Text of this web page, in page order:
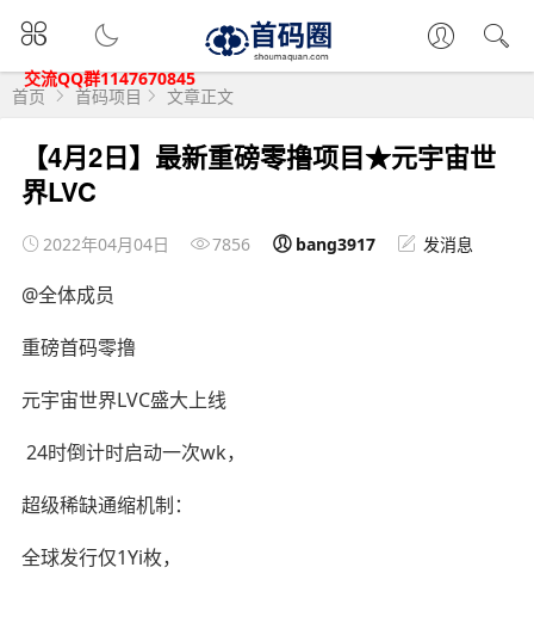
交流QQ群1147670845
首页 首码项目 文章正文
【4月2日】最新重磅零撸项目★元宇宙世
界LVC
2022年04月04日 7856 bang3917 发消息
@全体成员
重磅首码零撸
元宇宙世界LVC盛大上线
️24时倒计时启动一次wk，
超级稀缺通缩机制：
全球发行仅1Yi枚，